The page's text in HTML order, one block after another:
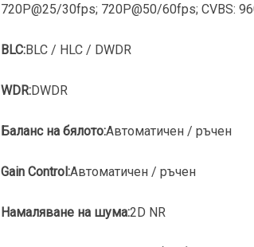
720P@25/30fps; 720P@50/60fps; CVBS:
BLC:BLC / HLC / DWDR
WDR:DWDR
Баланс на бялото:Автоматичен / ръчен
Gain Control:Автоматичен / ръчен
Намаляване на шума:2D NR